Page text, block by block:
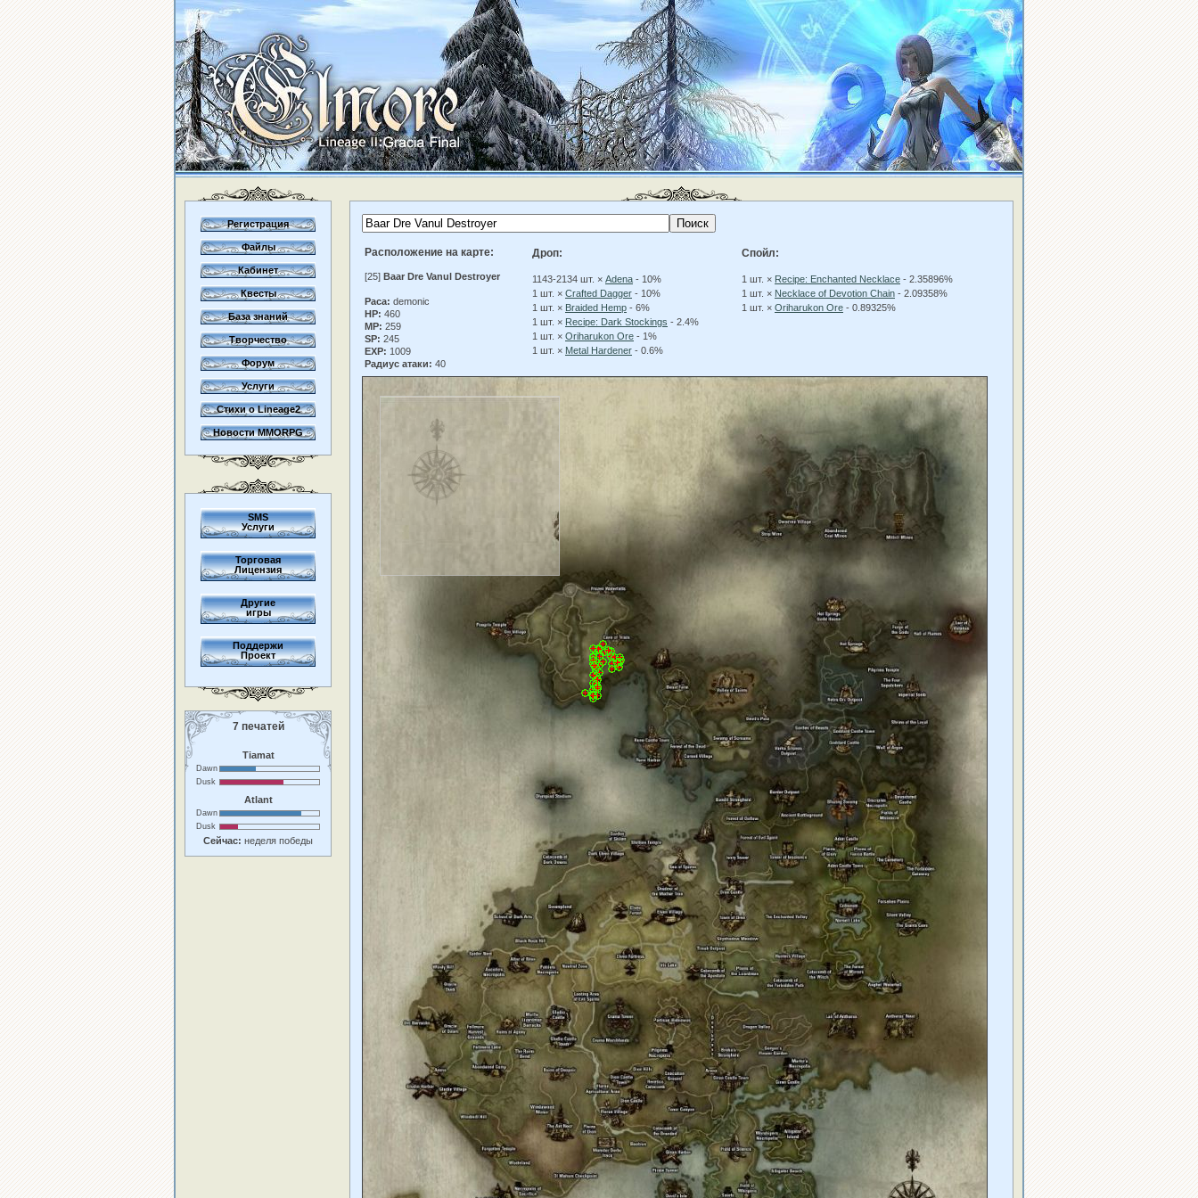
Регистрация
Файлы
Кабинет
Квесты
База знаний
Творчество
Форум
Услуги
Стихи о Lineage2
Новости MMORPG
SMS
Услуги
Торговая
Лицензия
Другие
игры
Поддержи
Проект
7 печатей
Tiamat
Dawn
Dusk
Atlant
Dawn
Dusk
Сейчас: неделя победы
Расположение на карте:
[25] Baar Dre Vanul Destroyer
Раса: demonic
HP: 460
MP: 259
SP: 245
EXP: 1009
Радиус атаки: 40
Дроп:
1143-2134 шт. × Adena - 10%
1 шт. × Crafted Dagger - 10%
1 шт. × Braided Hemp - 6%
1 шт. × Recipe: Dark Stockings - 2.4%
1 шт. × Oriharukon Ore - 1%
1 шт. × Metal Hardener - 0.6%
Спойл:
1 шт. × Recipe: Enchanted Necklace - 2.35896%
1 шт. × Necklace of Devotion Chain - 2.09358%
1 шт. × Oriharukon Ore - 0.89325%